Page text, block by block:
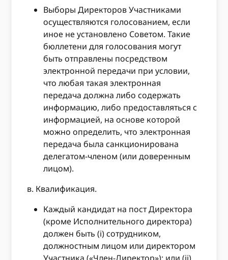
Выборы Директоров Участниками
осуществляются голосованием, если
иное не установлено Советом. Такие
бюллетени для голосования могут
быть отправлены посредством
электронной передачи при условии,
что любая такая электронная
передача должна либо содержать
информацию, либо предоставляться с
информацией, на основе которой
можно определить, что электронная
передача была санкционирована
делегатом-членом (или доверенным
лицом).
в. Квалификация.
Каждый кандидат на пост Директора
(кроме Исполнительного директора)
должен быть (i) сотрудником,
должностным лицом или директором